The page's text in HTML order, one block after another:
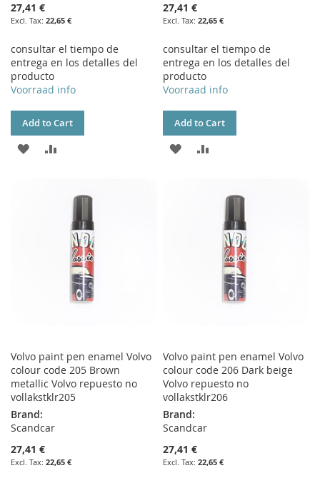
27,41 €
22,65 €
consultar el tiempo de
entrega en los detalles del
producto
Voorraad info
Add to Cart
ADD
COMPARE
27,41 €
22,65 €
consultar el tiempo de
entrega en los detalles del
producto
Voorraad info
Add to Cart
ADD
COMPARE
Volvo paint pen enamel Volvo
colour code 205 Brown
metallic Volvo repuesto no
vollakstklr205
Brand:
Scandcar
27,41 €
22,65 €
Volvo paint pen enamel Volvo
colour code 206 Dark beige
Volvo repuesto no
vollakstklr206
Brand:
Scandcar
27,41 €
22,65 €